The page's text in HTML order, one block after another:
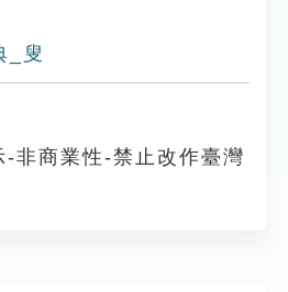
_叟
非商業性-禁止改作臺灣